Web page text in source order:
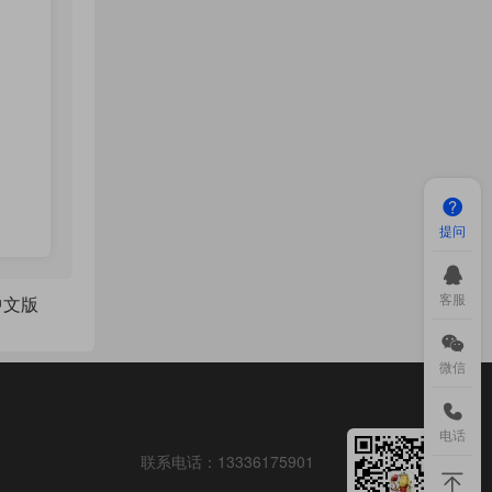
版
联系电话： 13336175901
提问
客服
微信
电话